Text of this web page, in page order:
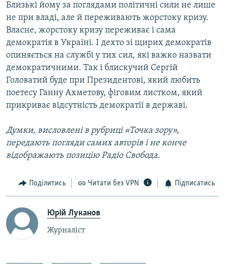
Близькі йому за поглядами політичні сили не лише
не при владі, але й переживають жорстоку кризу.
Власне, жорстоку кризу переживає і сама
демократія в Україні. І дехто зі щирих демократів
опиняється на службі у тих сил, які важко назвати
демократичними. Так і блискучий Сергій
Головатий буде при Президентові, який любить
поетесу Ганну Ахметову, фіговим листком, який
прикриває відсутність демократії в державі.
Думки, висловлені в рубриці «Точка зору»,
передають погляди самих авторів і не конче
відображають позицію Радіо Свобода.
Поділитись Читати без VPN Підписатись
Юрій Луканов
Журналіст